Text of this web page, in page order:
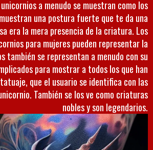
a menudo se muestran como los
una postura fuerte que te da una
era la mera presencia de la criatura. Los
para mujeres pueden representar la
también se representan a menudo con su
para mostrar a todos los que han
que el usuario se identifica con las
También se los ve como criaturas
nobles y son legendarios.